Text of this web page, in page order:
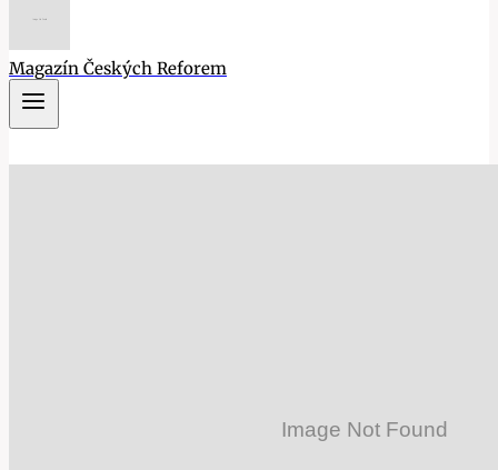
Magazín Českých Reforem